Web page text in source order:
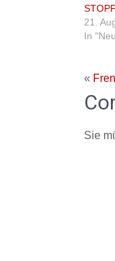
21.
In
«
Sie